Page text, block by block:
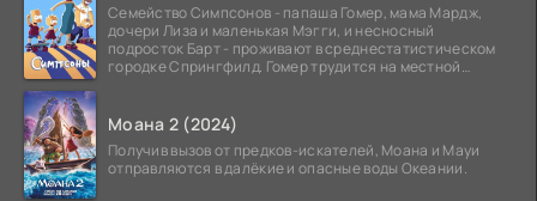
Семейство Симпсонов - папаша Гомер, мама Мардж,
дочери Лиза и маленькая Мэгги, и несносный
подросток Барт - проживают в среднестатистическом
городке Спрингфилд. Гомер трудится на местной
Моана 2 (2024)
Получив вызов от предков-искателей, Моана и Мауи
отправляются в далёкие и опасные воды Океании.